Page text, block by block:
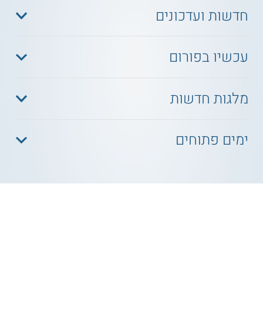
חדשות ועדכונים
עכשיו בפורום
מלגות חדשות
ימים פתוחים